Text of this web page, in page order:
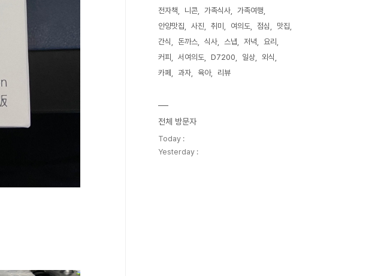
전자책
니콘 가족식사
가족여행
안양맛집
사진 취미 여의도 점심
맛집
간식
돈까스 식사 스냅 저녁
요리
커피
서여의도 D7200 일상
외식
카페
과자 육아 리뷰
전체 방문자
Today :
Yesterday :